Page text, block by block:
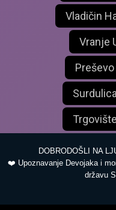
Vladičin
Vranje
DOBRODOŠLI NA
❤️ Upoznavanje Devojaka i
državu